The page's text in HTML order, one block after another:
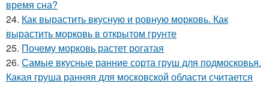
время сна?
24. Как вырастить вкусную и ровную морковь. Как
вырастить морковь в открытом грунте
25. Почему морковь растет рогатая
26. Самые вкусные ранние сорта груш для подмосковья.
Какая груша ранняя для московской области считается